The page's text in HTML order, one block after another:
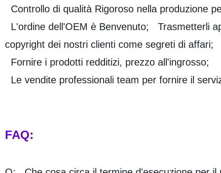
Controllo di qualità Rigoroso nella produzione
L'ordine dell'OEM è Benvenuto; Trasmetterli
copyright dei nostri clienti come segreti di affari;
Fornire i prodotti redditizi, prezzo all'ingrosso;
Le vendite professionali team per fornire il
FAQ: